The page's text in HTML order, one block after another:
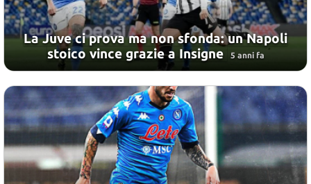
La Juve ci prova ma non sfonda: un Napoli
stoico vince grazie a Insigne
5 anni fa